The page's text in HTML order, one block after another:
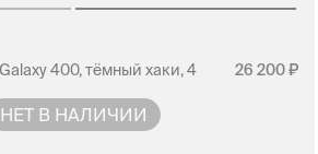
400, тёмный хаки, 4
26 200
НЕТ В НАЛИЧИИ